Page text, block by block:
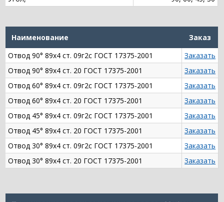
Наименование
Заказ
Отвод 90° 89х4 ст. 09г2с ГОСТ 17375-2001
Заказать
Отвод 90° 89х4 ст. 20 ГОСТ 17375-2001
Заказать
Отвод 60° 89х4 ст. 09г2с ГОСТ 17375-2001
Заказать
Отвод 60° 89х4 ст. 20 ГОСТ 17375-2001
Заказать
Отвод 45° 89х4 ст. 09г2с ГОСТ 17375-2001
Заказать
Отвод 45° 89х4 ст. 20 ГОСТ 17375-2001
Заказать
Отвод 30° 89х4 ст. 09г2с ГОСТ 17375-2001
Заказать
Отвод 30° 89х4 ст. 20 ГОСТ 17375-2001
Заказать